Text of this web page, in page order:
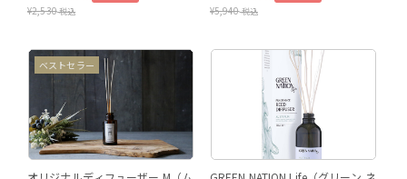
¥2,530税込
¥5,940税込
ベストセラー